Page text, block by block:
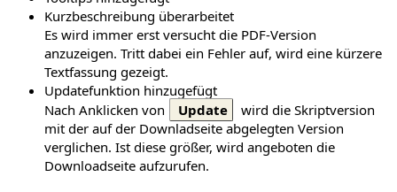
Kurzbeschreibung überarbeitet
Es wird immer erst versucht die PDF-Version
anzuzeigen. Tritt dabei ein Fehler auf, wird eine kürzere
Textfassung gezeigt.
Updatefunktion hinzugefügt
Nach Anklicken von
Update
wird die Skriptversion
mit der auf der Downladseite abgelegten Version
verglichen. Ist diese größer, wird angeboten die
Downloadseite aufzurufen.